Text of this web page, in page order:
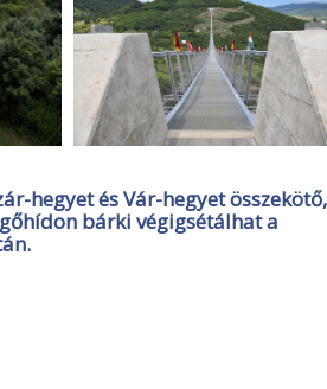
hegyet és Vár-hegyet összekötő,
bárki végigsétálhat a